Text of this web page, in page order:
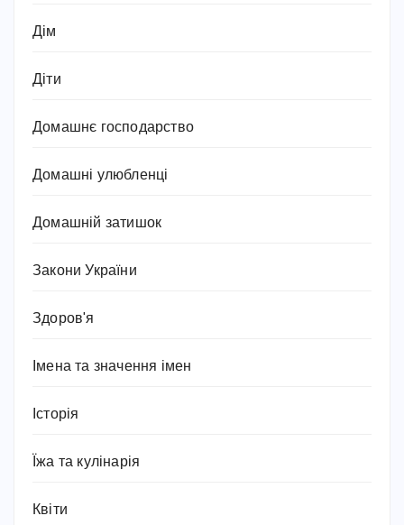
Дім
Діти
Домашнє господарство
Домашні улюбленці
Домашній затишок
Закони України
Здоров'я
Імена та значення імен
Історія
Їжа та кулінарія
Квіти